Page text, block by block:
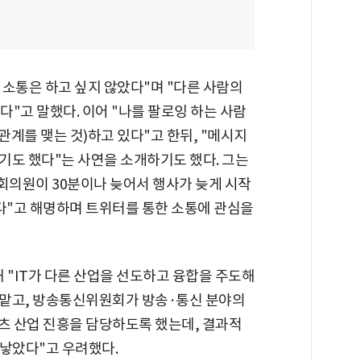
통은 하고 싶지 않았다"며 "다른 사람의
"고 말했다. 이어 "나를 팔로잉 하는 사람
계를 맺는 것)하고 있다"고 한뒤, "메시지
도 했다"는 사연을 소개하기도 했다. 그는
원이 30분이나 늦어서 행사가 늦게 시작
고 해명하며 트위터를 통한 소통에 관심을
가 다른 산업을 선도하고 융합을 주도해
고, 방송통신위원회가 방송·통신 분야의
산업 진흥을 담당하도록 했는데, 결과적
았다"고 우려했다.